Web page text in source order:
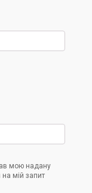
мою надану
мій запит